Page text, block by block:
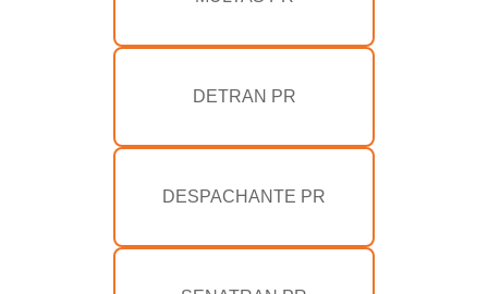
DETRAN PR
DESPACHANTE PR